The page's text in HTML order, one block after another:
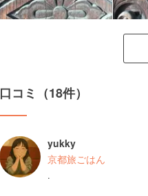
口コミ（18件）
yukky
京都旅ごはん
.